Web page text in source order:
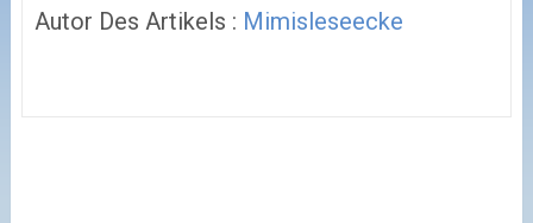
Autor Des Artikels : Mimisleseecke